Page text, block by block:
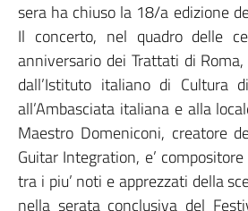
sera ha chiuso la 18/a edizione
Il concerto, nel quadro delle
anniversario dei Trattati di
dall’Istituto italiano di Cultura
all’Ambasciata italiana e alla
Maestro Domeniconi, creatore
Guitar Integration, e’
tra i piu’ noti e apprezzati della
nella serata conclusiva del